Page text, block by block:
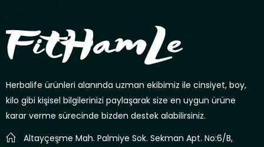
Herbalife ürünleri alanında uzman ekibimiz ile cinsiyet, boy,
kilo gibi kişisel bilgilerinizi paylaşarak size en uygun ürüne
karar verme sürecinde bizden destek alabilirsiniz.
Altayçeşme Mah. Palmiye Sok. Sekman Apt. No:6/B,